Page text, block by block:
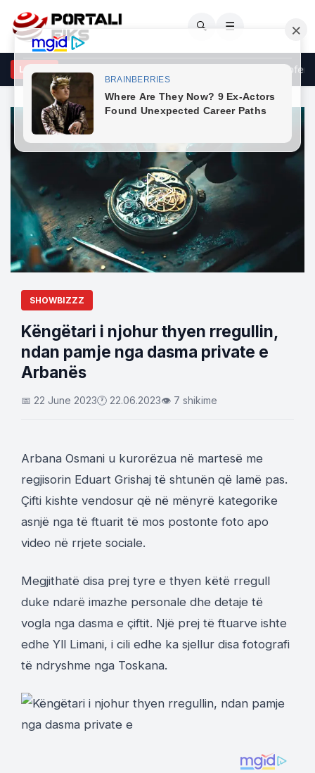
🔍 ☰
LAJMEKërkesat e LDK-së ndaj VV-së janë të ekzagjeruara, oferta
SHOWBIZZZ
Këngëtari i njohur thyen rregullin,
ndan pamje nga dasma private e
Arbanës
📅 22 June 2023🕐 22.06.2023👁 7 shikime
Arbana Osmani u kurorëzua në martesë me
regjisorin Eduart Grishaj të shtunën që lamë pas.
Çifti kishte vendosur që në mënyrë kategorike
asnjë nga të ftuarit të mos postonte foto apo
video në rrjete sociale.
Megjithatë disa prej tyre e thyen këtë rregull
duke ndarë imazhe personale dhe detaje të
vogla nga dasma e çiftit. Një prej të ftuarve ishte
edhe Yll Limani, i cili edhe ka sjellur disa fotografi
të ndryshme nga Toskana.